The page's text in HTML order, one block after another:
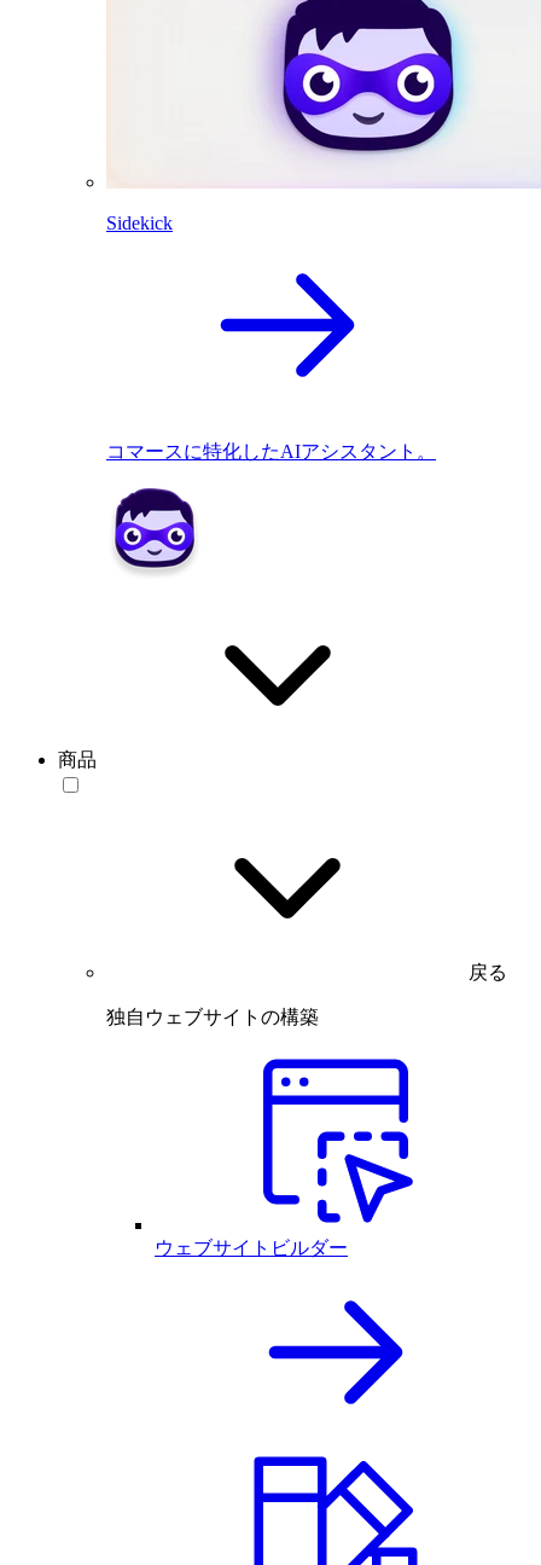
Sidekick
コマースに特化したAIアシスタント。
商品
戻る
独自ウェブサイトの構築
ウェブサイトビルダー